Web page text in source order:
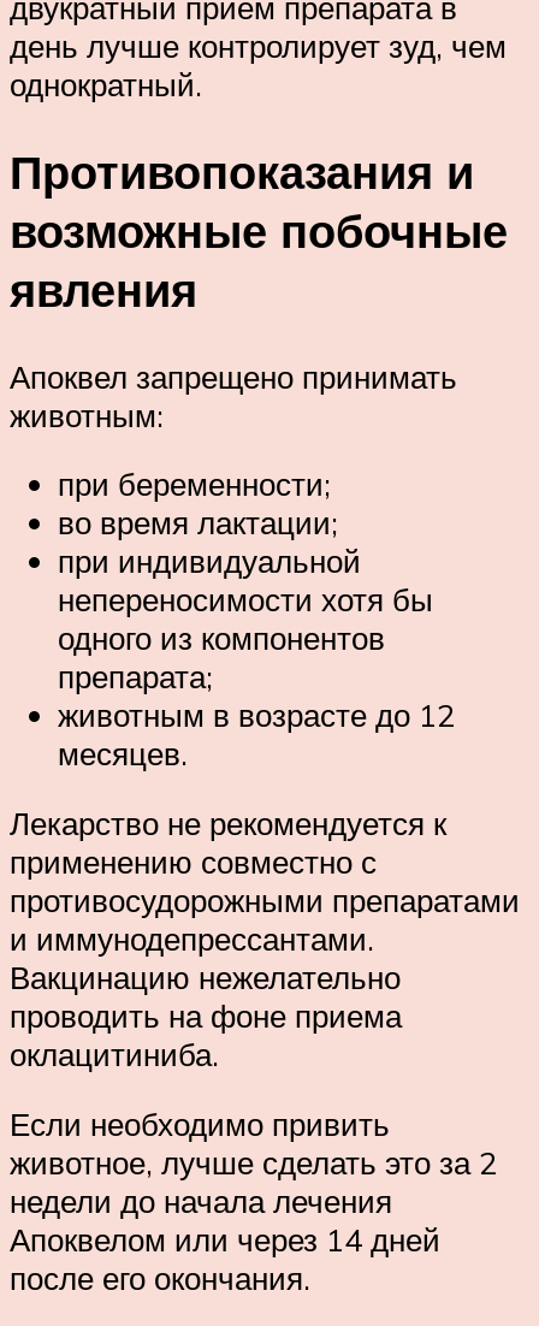
день лучше контролирует зуд, чем
однократный.
Противопоказания и
возможные побочные
явления
Апоквел запрещено принимать
животным:
при беременности;
во время лактации;
при индивидуальной
непереносимости хотя бы
одного из компонентов
препарата;
животным в возрасте до 12
месяцев.
Лекарство не рекомендуется к
применению совместно с
противосудорожными препаратами
и иммунодепрессантами.
Вакцинацию нежелательно
проводить на фоне приема
оклацитиниба.
Если необходимо привить
животное, лучше сделать это за 2
недели до начала лечения
Апоквелом или через 14 дней
после его окончания.